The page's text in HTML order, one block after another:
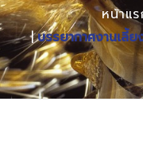
หน้าแ
บรรยากาศงานเลี้